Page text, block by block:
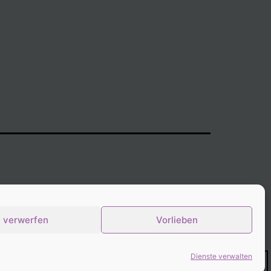
Dienste verwalten
verwerfen Vorlieben
Dark Mode: